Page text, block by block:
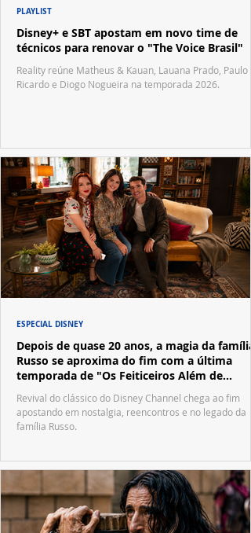
Disney+ e SBT apostam em novo time de
técnicos para renovar o "The Voice Brasil"
Reality reúne Matheus & Kauan, Lauana Prado, Paulo
Ricardo e Diogo Nogueira na temporada 2026.
PLAYLIST
Depois de quase 20 anos, a magia da família
Russo se aproxima do fim com a última
temporada de "Os Feiticeiros Além de
Waverly Place"
Revival do clássico do Disney Channel chega ao fim
apostando em nostalgia, reencontros e no legado da
família Russo.
ESPECIAL DISNEY